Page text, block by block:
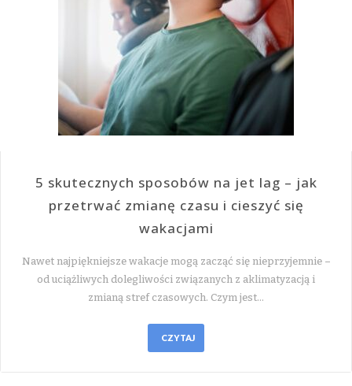
5 skutecznych sposobów na jet lag – jak
przetrwać zmianę czasu i cieszyć się
wakacjami
Nawet najpiękniejsze wakacje mogą zacząć się nieprzyjemnie –
od uciążliwych dolegliwości związanych z aklimatyzacją i
zmianą stref czasowych. Czym jest…
CZYTAJ